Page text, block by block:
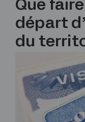
Que
départ
du